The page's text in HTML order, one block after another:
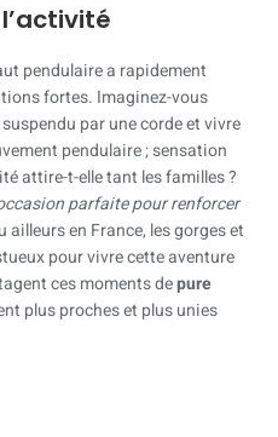
pendulaire a rapidement
fortes. Imaginez-vous
par une corde et vivre
pendulaire ; sensation
attire-t-elle tant les familles ?
parfaite pour renforcer
ailleurs en France, les gorges et
pour vivre cette aventure
ces moments depure
plus proches et plus unies